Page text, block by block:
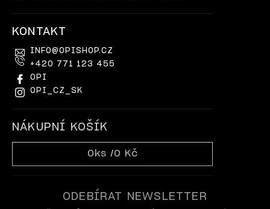
KONTAKT
INFO@OPISHOP.CZ
+420 771 123 455
OPI
OPI_CZ_SK
NÁKUPNÍ KOŠÍK
0 ks /0 Kč
ODEBÍRAT NEWSLETTER